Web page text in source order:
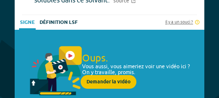
SIGNE DÉFINITION LSF Il y a un souci ?
Oups.
Vous aussi, vous aimeriez voir une vidéo ici ?
On y travaille, promis.
Demander la vidéo